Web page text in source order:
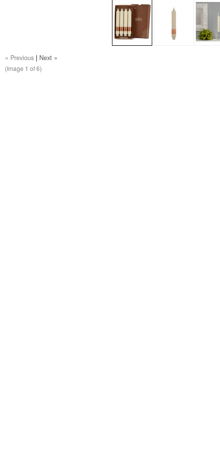
« Previous | Next »
(Image 1 of 6)